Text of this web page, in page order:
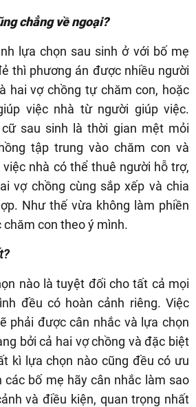
chẳng về ngoại?
lựa chọn sau sinh ở với bố mẹ
thì phương án được nhiều người
hai vợ chồng tự chăm con, hoặc
việc nhà từ người giúp việc.
sau sinh là thời gian mệt mỏi
tập trung vào chăm con và
nhà có thể thuê người hỗ trợ,
vợ chồng cùng sắp xếp và chia
Như thế vừa không làm phiền
con theo ý mình.
nào là tuyệt đối cho tất cả mọi
đều có hoàn cảnh riêng. Việc
phải được cân nhắc và lựa chọn
bởi cả hai vợ chồng và đặc biệt
kì lựa chọn nào cũng đều có ưu
bố mẹ hãy cân nhắc làm sao
và điều kiện, quan trọng nhất